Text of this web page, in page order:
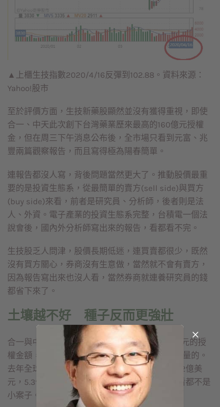
▲上櫃生技指數2020/4/16反彈到102.88。資料來源：
Yahoo!股市
至於評價方面，生技新藥股顯然並沒有獲得重視，即使
合一、中天此次創下台灣藥業歷來最高的160億元授權
金，但在周三下午消息公布後，全市場只看到元富、兆
豐兩篇觀察報告，而且寫得極為陽春簡單。
連報告都沒人寫，背後問題當然更大了。推動股價最重
要的是投資生態系，從最簡單的賣方(sell side)與買方
(buy side)來看，前者是研究員、分析師，後者則是法
人、外資。電子產業的投資生態系完整，台積電一個法
說會後，國內外分析師寫出來的報告，看都看不完。
生技股乏人問津，股價長期低迷，連買賣都很少，既然
沒有買方關心，券商沒有生意做，當然就不會有賣方，
因為報告寫出來也沒人看，當然券商就連養研究員的錢
都省下來了。
土壤越不好 種子反而更強壯
合一與中天這個案子到底值不值得寫?以5.3億美元的授
權金額，放在當今國際市場上，怎麼看都是夠分量的。
去年全球生技新藥業平均一個授權案的金額是2.2億美
元，5.3億美元是超出平均值的兩倍以上，怎麼看都不是
小案子。